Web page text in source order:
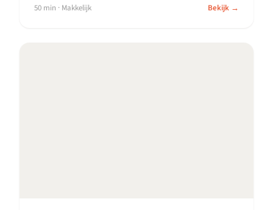
50 min · Makkelijk Bekijk →